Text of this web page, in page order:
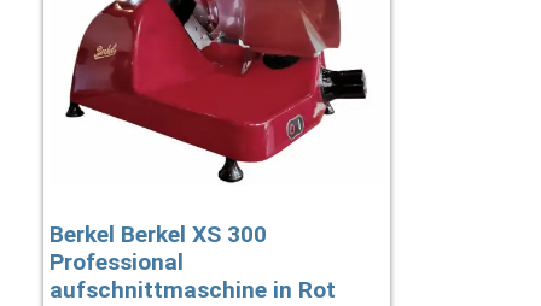
Berkel Berkel XS 300
Professional
aufschnittmaschine in Rot